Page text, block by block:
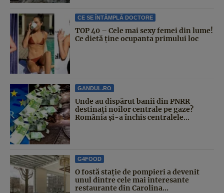
CE SE ÎNTÂMPLĂ DOCTORE
TOP 40 – Cele mai sexy femei din lume!
Ce dietă ține ocupanta primului loc
GANDUL.RO
Unde au dispărut banii din PNRR
destinați noilor centrale pe gaze?
România și-a închis centralele...
G4FOOD
O fostă stație de pompieri a devenit
unul dintre cele mai interesante
restaurante din Carolina...